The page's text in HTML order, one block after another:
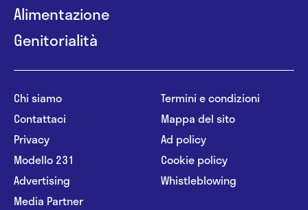
Alimentazione
Genitorialità
Chi siamo
Contattaci
Privacy
Modello 231
Advertising
Media Partner
Termini e condizioni
Mappa del sito
Ad policy
Cookie policy
Whistleblowing